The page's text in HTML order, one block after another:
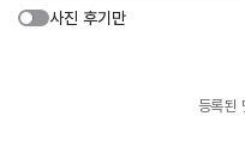
사진 후기만
등록된